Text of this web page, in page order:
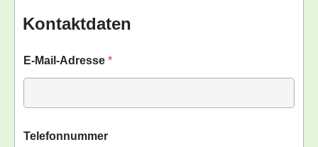
Kontaktdaten
E-Mail-Adresse *
Telefonnummer